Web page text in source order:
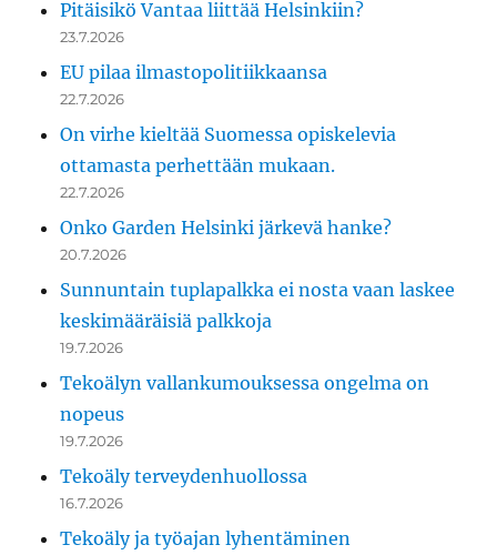
Pitäisikö Vantaa liittää Helsinkiin?
23.7.2026
EU pilaa ilmastopolitiikkaansa
22.7.2026
On virhe kieltää Suomessa opiskelevia
ottamasta perhettään mukaan.
22.7.2026
Onko Garden Helsinki järkevä hanke?
20.7.2026
Sunnuntain tuplapalkka ei nosta vaan laskee
keskimääräisiä palkkoja
19.7.2026
Tekoälyn vallankumouksessa ongelma on
nopeus
19.7.2026
Tekoäly terveydenhuollossa
16.7.2026
Tekoäly ja työajan lyhentäminen